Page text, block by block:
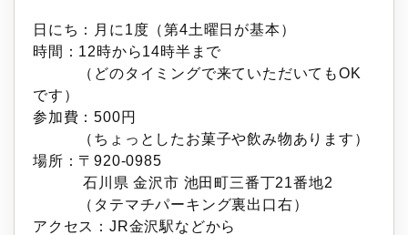
日にち：月に1度（第4土曜日が基本）
時間：12時から14時半まで
（どのタイミングで来ていただいてもOK
です）
参加費：500円
（ちょっとしたお菓子や飲み物あります）
場所：〒920-0985
石川県 金沢市 池田町三番丁21番地2
（タテマチパーキング裏出口右）
アクセス：JR金沢駅などから